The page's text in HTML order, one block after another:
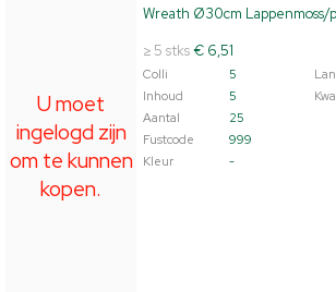
U moet
ingelogd zijn
om te kunnen
kopen.
Wreath Ø30cm Lappenmoss/
≥ 5 stks€ 6,51
Colli 5
Inhoud
5
Aantal
25
Fustcode
999
Kleur
-
Wreath Ø30cm Lappenmoss/pine Cone
U moet ingelogd zijn om te kunnen